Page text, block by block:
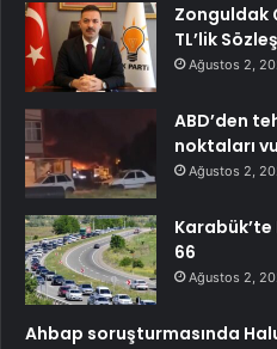
Zonguldak
TL’lik
Ağustos 2,
ABD’den
noktaları
Ağustos 2,
Karabük’te
66
Ağustos 2,
Ahbap soruşturmasında